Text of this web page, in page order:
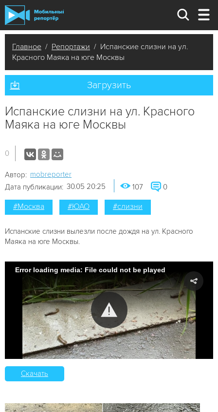
Главное / Репортажи / Испанские слизни на ул.
Красного Маяка на юге Москвы
Загрузить
Испанские слизни на ул. Красного
Маяка на юге Москвы
0
Автор: mobreporter
Дата публикации: 30.05 20:25 107 0
#Москва #ЮАО #слизни
Испанские слизни вылезли после дождя на ул. Красного
Маяка на юге Москвы.
Error loading media: File could not be played
Скачать